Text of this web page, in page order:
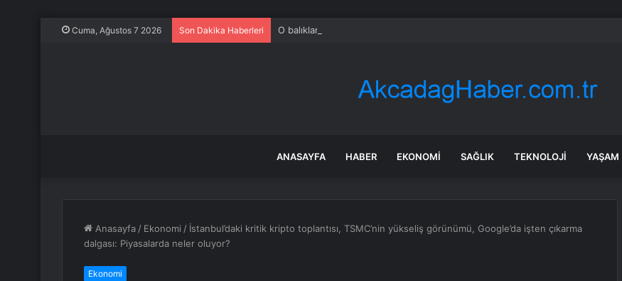
Cuma, Ağustos 7 2026 Son Dakika Haberleri O balıklarda ilk kez bulaşıcı hastalık görüldü: Uzmanlar ‘tüketmeyin’ çağrısı yaptı
ANASAYFA HABER EKONOMI SAĞLIK TEKNOLOJI YAŞAM
Anasayfa / Ekonomi / İstanbul’daki kritik kripto toplantısı, TSMC’nin yükseliş görünümü, Google’da işten çıkarma
dalgası: Piyasalarda neler oluyor?
Ekonomi